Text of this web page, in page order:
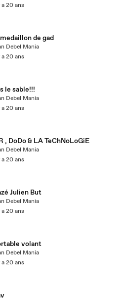
a 20 ans
de gad
Debel Mania
a 20 ans
le sable!!!
Debel Mania
a 20 ans
, DoDo & LA TeChNoLoGiE
Debel Mania
a 20 ans
Julien But
Debel Mania
a 20 ans
volant
Debel Mania
a 20 ans